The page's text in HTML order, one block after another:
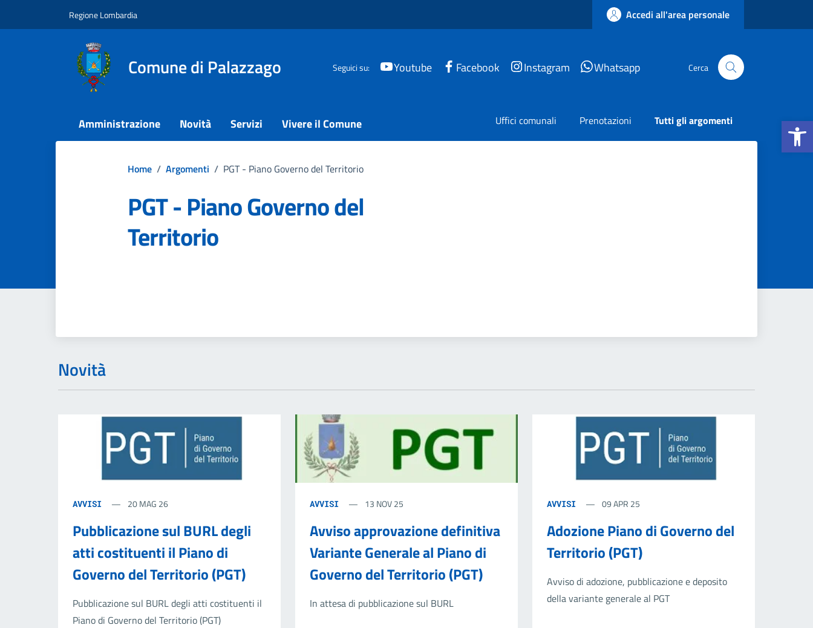
Apri la
Regione Lombardia Accedi all'area personale
Comune di Palazzago Seguici su: Youtube Facebook Instagram Whatsapp Cerca
Amministrazione Novità Servizi Vivere il Comune Uffici comunali Prenotazioni Tutti gli argomenti
Home / Argomenti / PGT - Piano Governo del Territorio
PGT - Piano Governo del
Territorio
Novità
AVVISI 20 MAG 26
Pubblicazione sul BURL degli
atti costituenti il Piano di
Governo del Territorio (PGT)
Pubblicazione sul BURL degli atti costituenti il
Piano di Governo del Territorio (PGT)
AVVISI 13 NOV 25
Avviso approvazione definitiva
Variante Generale al Piano di
Governo del Territorio (PGT)
In attesa di pubblicazione sul BURL
AVVISI 09 APR 25
Adozione Piano di Governo del
Territorio (PGT)
Avviso di adozione, pubblicazione e deposito
della variante generale al PGT